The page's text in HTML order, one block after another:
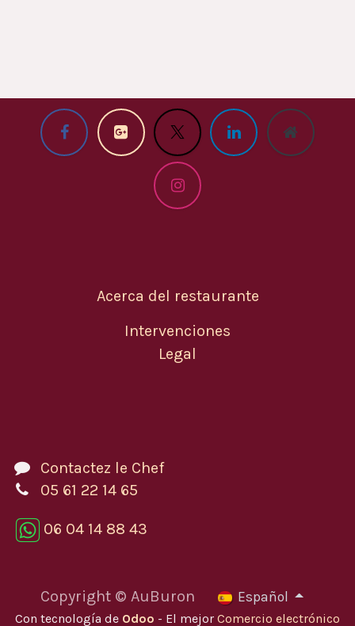
Acerca del restaurante
Intervenciones
Legal
Contactez le Chef
05 61 22 14 65
06 04 14 88 43
Copyright © AuBuron Español
Con tecnología de Odoo - El mejor Comercio electrónico